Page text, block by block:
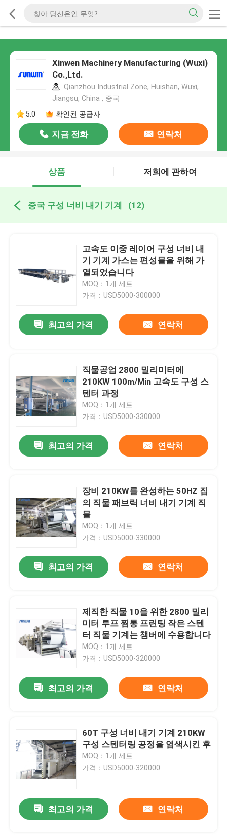
Xinwen Machinery Manufacturing (Wuxi)
Co.,Ltd.
Qianzhou Industrial Zone, Huishan, Wuxi,
Jiangsu, China , 중국
5.0
확인된 공급자
지금 전화 연락처
상품 저희에 관하여
중국 구성 너비 내기 기계 (12)
고속도 이중 레이어 구성 너비 내
기 기계 가스는 편성물을 위해 가
열되었습니다
MOQ：1개 세트
가격：USD5000-300000
최고의 가격 연락처
직물공업 2800 밀리미터에
210KW 100m/Min 고속도 구성 스
텐터 과정
MOQ：1개 세트
가격：USD5000-330000
최고의 가격 연락처
장비 210KW를 완성하는 50HZ 집
의 직물 패브릭 너비 내기 기계 직
물
MOQ：1개 세트
가격：USD5000-330000
최고의 가격 연락처
제직한 직물 10을 위한 2800 밀리
미터 루프 찜통 프린팅 작은 스텐
터 직물 기계는 챔버에 수용합니다
MOQ：1개 세트
가격：USD5000-320000
최고의 가격 연락처
60T 구성 너비 내기 기계 210KW
구성 스텐터링 공정을 염색시킨 후
MOQ：1개 세트
가격：USD5000-320000
최고의 가격 연락처